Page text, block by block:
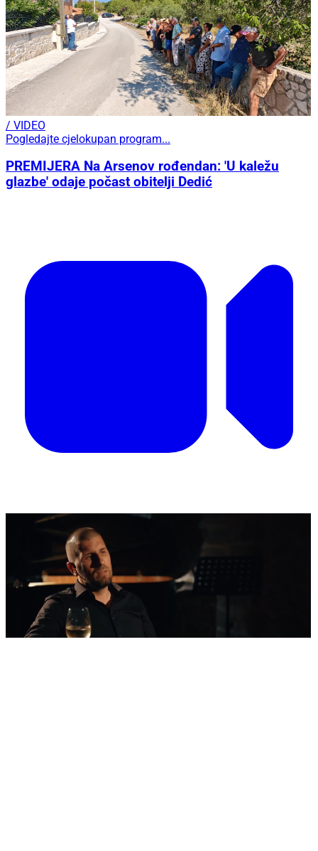
/ VIDEO
Pogledajte cjelokupan program...
PREMIJERA Na Arsenov rođendan: 'U kaležu
glazbe' odaje počast obitelji Dedić